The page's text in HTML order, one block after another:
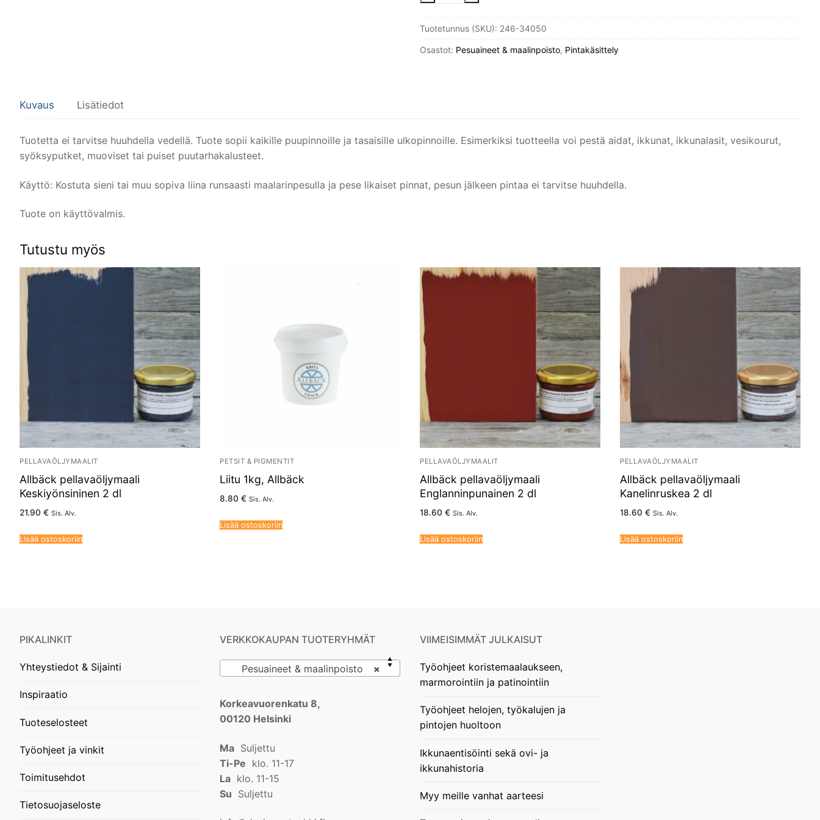
BIOkleen
ECO
Tuotetunnus (SKU): 246-34050
Osastot: Pesuaineet & maalinpoisto, Pintakäsittely
Kuvaus Lisätiedot
Tuotetta ei tarvitse huuhdella vedellä. Tuote sopii kaikille puupinnoille ja tasaisille ulkopinnoille. Esimerkiksi tuotteella voi pestä aidat, ikkunat, ikkunalasit, vesikourut,
syöksyputket, muoviset tai puiset puutarhakalusteet.
Käyttö: Kostuta sieni tai muu sopiva liina runsaasti maalarinpesulla ja pese likaiset pinnat, pesun jälkeen pintaa ei tarvitse huuhdella.
Tuote on käyttövalmis.
Tutustu myös
PELLAVAÖLJYMAALIT
Allbäck pellavaöljymaali
Keskiyönsininen 2 dl
21.90 € Sis. Alv.
Lisää ostoskoriin
PETSIT & PIGMENTIT
Liitu 1kg, Allbäck
8.80 € Sis. Alv.
Lisää ostoskoriin
PELLAVAÖLJYMAALIT
Allbäck pellavaöljymaali
Englanninpunainen 2 dl
18.60 € Sis. Alv.
Lisää ostoskoriin
PELLAVAÖLJYMAALIT
Allbäck pellavaöljymaali
Kanelinruskea 2 dl
18.60 € Sis. Alv.
Lisää ostoskoriin
PIKALINKIT
Yhteystiedot & Sijainti
Inspiraatio
Tuoteselosteet
Työohjeet ja vinkit
Toimitusehdot
Tietosuojaseloste
VERKKOKAUPAN TUOTERYHMÄT
×
Pesuaineet & maalinpoisto
Korkeavuorenkatu 8,
00120 Helsinki
Ma Suljettu
Ti-Pe klo. 11-17
La klo. 11-15
Su Suljettu
VIIMEISIMMÄT JULKAISUT
Työohjeet koristemaalaukseen,
marmorointiin ja patinointiin
Työohjeet helojen, työkalujen ja
pintojen huoltoon
Ikkunaentisöinti sekä ovi- ja
ikkunahistoria
Myy meille vanhat aarteesi